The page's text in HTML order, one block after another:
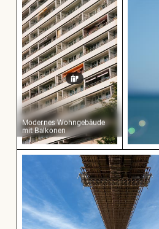
Modernes Wohngebäude
mit Balkonen
Unteransicht der